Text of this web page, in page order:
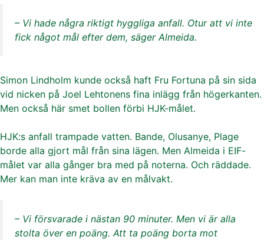
– Vi hade några riktigt hyggliga anfall. Otur att vi inte
fick något mål efter dem, säger Almeida.
Simon Lindholm kunde också haft Fru Fortuna på sin sida
vid nicken på Joel Lehtonens fina inlägg från högerkanten.
Men också här smet bollen förbi HJK-målet.
HJK:s anfall trampade vatten. Bande, Olusanye, Plage
borde alla gjort mål från sina lägen. Men Almeida i EIF-
målet var alla gånger bra med på noterna. Och räddade.
Mer kan man inte kräva av en målvakt.
– Vi försvarade i nästan 90 minuter. Men vi är alla
stolta över en poäng. Att ta poäng borta mot